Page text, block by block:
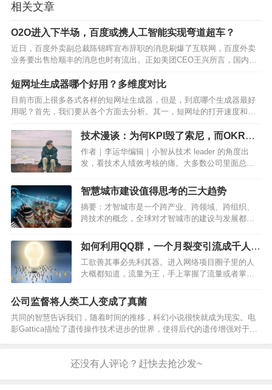
相关文章
O2O进入下半场，百度或携人工智能实现弯道超车？
近日，百度外卖副总裁陈锦晖宣布辞职的消息刷爆了互联网，百度外卖
业务要出售给顺丰的消息也时有流出。正如美团CEO王兴所言，国内
O2O行业已经进入了“下半场”。随着移动互联网人口红利减退，烧钱竞争
所带来的粗放式增长已经告一段落。 实际上在今年第…
短网址生成器哪个好用？多维度对比
目前市面上很多各式各样的短网址生成器，但是，到底哪个生成器最好
用呢？首先，我们要从各个方面去分析。其一，短网址的打开速度和便
利性。ft12短网址在这方面就有得天独厚的优势。他集合了u6.gg，
rrd.me ， c7.gg ，kks.me…技术漫谈：为何KPI毁了索尼，而OKR却
成就了谷歌？
作者｜李运华编辑｜小智从技术 leader 的角度出
发，看技术人绩效考核的痛。大多数公司里面总会
是一个在硅谷互联网公司比较流行的做法。怎样去
理解 OKR 这个概念，并在技术团队中推行，从…
智慧城市建设值得思考的三大趋势
摘要：才智城市是一个跨产业、跨领域、跨组织、
跨技术的概念，全球对才智城市的建设与发展都在
多部门、多组织的协同创新，由众多的聚焦某类问
题解决的创新企业集合来共同推动。Amit Garg从投
资人的角度…
如何利用QQ群，一个月裂变引流成千人大
群
工欲善其事必先利其器。进入网络项目圈子里的人
大概都知道，流量为王，手上掌握了流量或者掌握
功了50%。圈子无非就是流量、项目点子、执行
力、以及运营。流量就是基础，无论做普通民宅还
是豪华别墅，都需要一…
公司监督将人类工人变成了真菌
共同的智慧告诉我们，随着时间的推移，科幻小说很快就成为现实。电
影Gattica描绘了遗传操作技术进步的世界，使得后代的遗传增强对于谁